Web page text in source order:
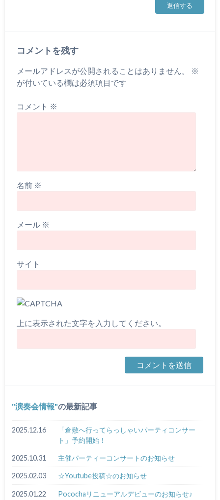
返信する
コメントを残す
メールアドレスが公開されることはありません。
※
が付いている欄は必須項目です
コメント ※
名前 ※
メール ※
サイト
上に表示された文字を入力してください。
演奏会情報 の最新記事
2025.12.16
「倉敷へ行ってらっしゃいパーティコンサー
ト」予約開始！
2025.10.31 主催パーティーコンサートのお知らせ
2025.02.03 ☆Youtube投稿☆のお知らせ
2025.01.22 Pocochaリニューアルデビューのお知らせ♪